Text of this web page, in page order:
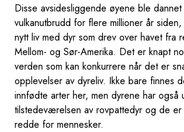
Disse avsidesliggende øyene ble
vulkanutbrudd for flere millioner år
nytt liv med dyr som drev over havet fra
Mellom- og Sør-Amerika. Det er knapt
verden som kan konkurrere når det er
opplevelser av dyreliv. Ikke bare finnes
innfødte arter her, men dyrene har også
tilstedeværelsen av rovpattedyr og de er
redde for mennesker.